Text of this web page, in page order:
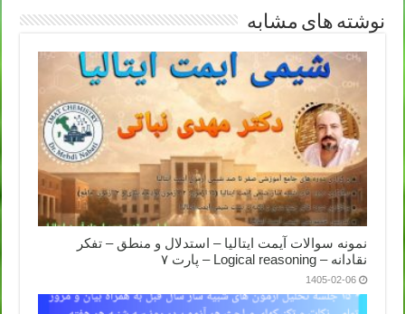
نوشته های مشابه
نمونه سوالات آیمت ایتالیا – استدلال و منطق – تفکر
نقادانه – Logical reasoning – پارت ۷
1405-02-06